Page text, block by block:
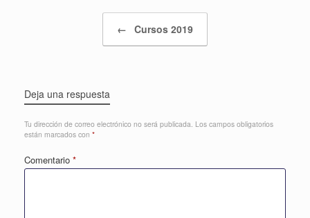
← Cursos 2019
Deja una respuesta
Tu dirección de correo electrónico no será publicada. Los campos obligatorios
están marcados con *
Comentario *